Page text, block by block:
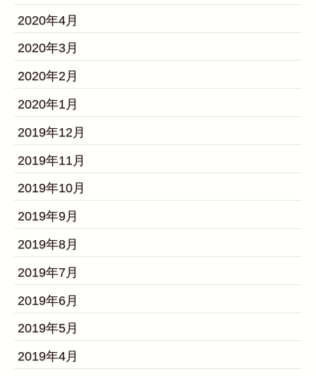
2020年4月
2020年3月
2020年2月
2020年1月
2019年12月
2019年11月
2019年10月
2019年9月
2019年8月
2019年7月
2019年6月
2019年5月
2019年4月